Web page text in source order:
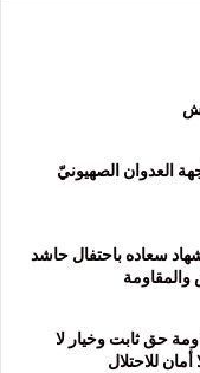
العدوان الصهيونيّ
سعاده باحتفال حاشد
حق ثابت وخيار لا
للاحتلال